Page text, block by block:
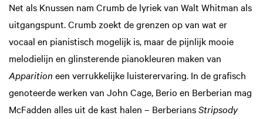
Net als Knussen nam Crumb de lyriek van Walt Whitman als
uitgangspunt. Crumb zoekt de grenzen op van wat er
vocaal en pianistisch mogelijk is, maar de pijnlijk mooie
melodielijn en glinsterende pianokleuren maken van
Apparition een verrukkelijke luisterervaring. In de grafisch
genoteerde werken van John Cage, Berio en Berberian mag
McFadden alles uit de kast halen – BerberiansStripsody